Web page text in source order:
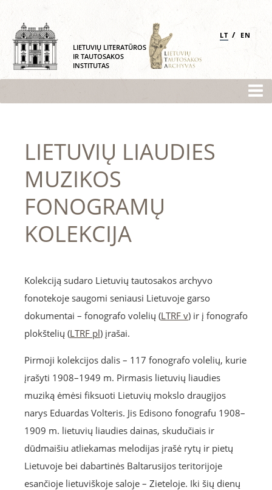
LIETUVIŲ LITERATŪROS
IR TAUTOSAKOS
INSTITUTAS
LT / EN
LIETUVIŲ LIAUDIES
MUZIKOS
FONOGRAMŲ
KOLEKCIJA
Kolekciją sudaro Lietuvių tautosakos archyvo
fonotekoje saugomi seniausi Lietuvoje garso
dokumentai – fonografo volelių (LTRF v) ir į fonografo
plokštelių (LTRF pl) įrašai.
Pirmoji kolekcijos dalis – 117 fonografo volelių, kurie
įrašyti 1908–1949 m. Pirmasis lietuvių liaudies
muziką ėmėsi fiksuoti Lietuvių mokslo draugijos
narys Eduardas Volteris. Jis Edisono fonografu 1908–
1909 m. lietuvių liaudies dainas, skudučiais ir
dūdmaišiu atliekamas melodijas įrašė rytų ir pietų
Lietuvoje bei dabartinės Baltarusijos teritorijoje
esančioje lietuviškoje saloje – Zieteloje. Iki šių dienų